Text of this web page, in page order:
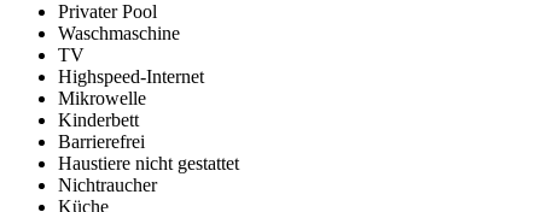
Privater Pool
Waschmaschine
TV
Highspeed-Internet
Mikrowelle
Kinderbett
Barrierefrei
Haustiere nicht gestattet
Nichtraucher
Küche